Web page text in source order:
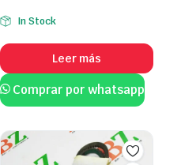
In Stock
Leer más
Comprar por whatsapp